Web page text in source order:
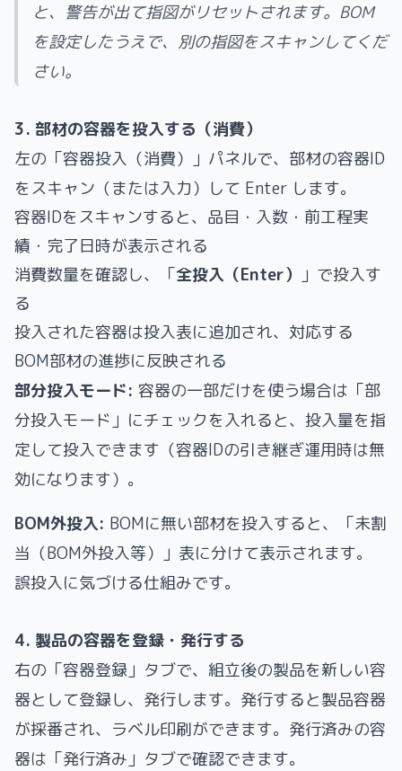
と、警告が出て指図がリセットされます。BOM
を設定したうえで、別の指図をスキャンしてくだ
さい。
3. 部材の容器を投入する（消費）
左の「容器投入（消費）」パネルで、部材の容器ID
をスキャン（または入力）して Enter します。
容器IDをスキャンすると、品目・入数・前工程実
績・完了日時が表示される
消費数量を確認し、「全投入（Enter） 」で投入す
る
投入された容器は投入表に追加され、対応する
BOM部材の進捗に反映される
部分投入モード: 容器の一部だけを使う場合は「部
分投入モード」にチェックを入れると、投入量を指
定して投入できます（容器IDの引き継ぎ運用時は無
効になります）。
BOM外投入: BOMに無い部材を投入すると、「未割
当（BOM外投入等）」表に分けて表示されます。
誤投入に気づける仕組みです。
4. 製品の容器を登録・発行する
右の「容器登録」タブで、組立後の製品を新しい容
器として登録し、発行します。発行すると製品容器
が採番され、ラベル印刷ができます。発行済みの容
器は「発行済み」タブで確認できます。